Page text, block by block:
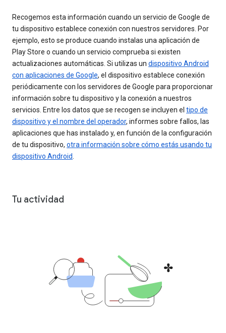
Recogemos esta información cuando un servicio de Google de
tu dispositivo establece conexión con nuestros servidores. Por
ejemplo, esto se produce cuando instalas una aplicación de
Play Store o cuando un servicio comprueba si existen
actualizaciones automáticas. Si utilizas un dispositivo Android
con aplicaciones de Google, el dispositivo establece conexión
periódicamente con los servidores de Google para proporcionar
información sobre tu dispositivo y la conexión a nuestros
servicios. Entre los datos que se recogen se incluyen el tipo de
dispositivo y el nombre del operador, informes sobre fallos, las
aplicaciones que has instalado y, en función de la configuración
de tu dispositivo, otra información sobre cómo estás usando tu
dispositivo Android.
Tu actividad